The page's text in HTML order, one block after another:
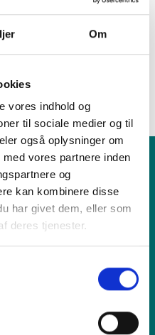
Om
vores indhold og
til sociale medier og til
også oplysninger om
vores partnere inden
og
kan kombinere disse
har givet dem, eller som
deres tjenester.
VÆRKSTED